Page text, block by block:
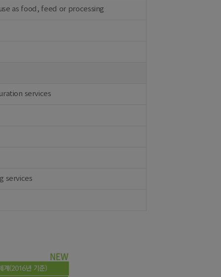
as food, feed or processing
services
services